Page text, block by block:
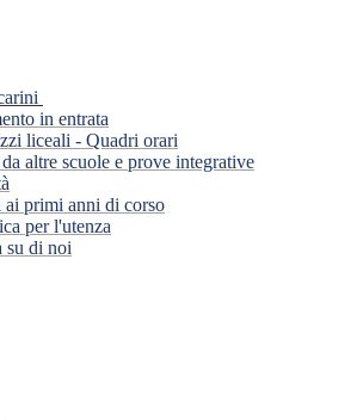
in entrata
liceali - Quadri orari
da altre scuole e prove integrative
ai primi anni di corso
per l'utenza
su di noi